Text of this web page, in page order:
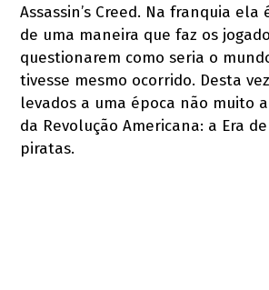
Assassin’s Creed. Na franquia
de uma maneira que faz os
questionarem como seria o
tivesse mesmo ocorrido. Desta
levados a uma época não muito
da Revolução Americana: a Era
piratas.